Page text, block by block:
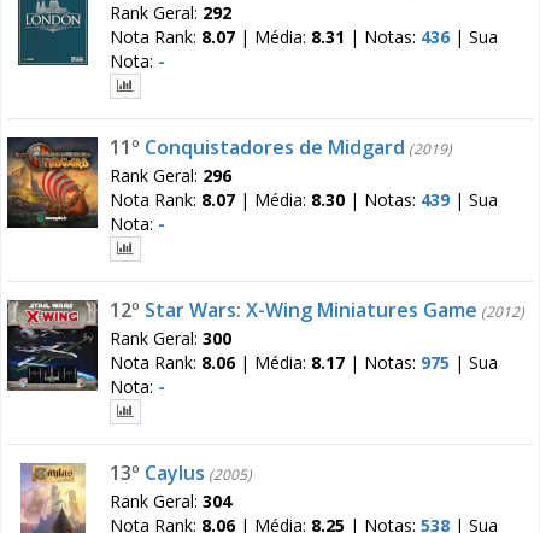
Rank Geral: 292
Nota Rank: 8.07 | Média: 8.31 | Notas: 436 | Sua
Nota: -
11º Conquistadores de Midgard (2019)
Rank Geral: 296
Nota Rank: 8.07 | Média: 8.30 | Notas: 439 | Sua
Nota: -
12º Star Wars: X-Wing Miniatures Game (2012)
Rank Geral: 300
Nota Rank: 8.06| Média: 8.17 | Notas: 975 | Sua
Nota: -
13º Caylus (2005)
Rank Geral: 304
Nota Rank: 8.06| Média: 8.25 | Notas: 538 | Sua